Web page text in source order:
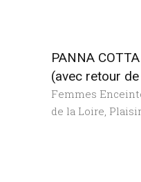
PANNA
(avec retour
Femmes
de la Loire,